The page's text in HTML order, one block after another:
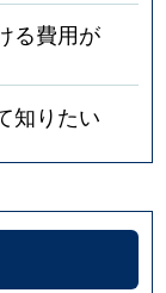
る費用が
知りたい